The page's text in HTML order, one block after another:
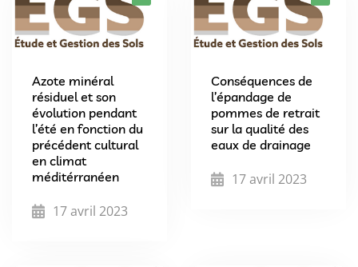
Azote minéral
résiduel et son
évolution pendant
l’été en fonction du
précédent cultural
en climat
méditérranéen
17 avril 2023
Conséquences de
l’épandage de
pommes de retrait
sur la qualité des
eaux de drainage
17 avril 2023